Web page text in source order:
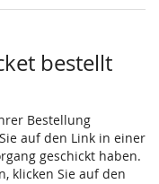
bestellt
Bestellung
auf den Link in einer
geschickt haben.
klicken Sie auf den